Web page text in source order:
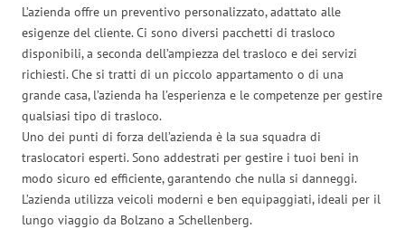
L’azienda offre un preventivo personalizzato, adattato alle
esigenze del cliente. Ci sono diversi pacchetti di trasloco
disponibili, a seconda dell’ampiezza del trasloco e dei servizi
richiesti. Che si tratti di un piccolo appartamento o di una
grande casa, l’azienda ha l’esperienza e le competenze per gestire
qualsiasi tipo di trasloco.
Uno dei punti di forza dell’azienda è la sua squadra di
traslocatori esperti. Sono addestrati per gestire i tuoi beni in
modo sicuro ed efficiente, garantendo che nulla si danneggi.
L’azienda utilizza veicoli moderni e ben equipaggiati, ideali per il
lungo viaggio da Bolzano a Schellenberg.